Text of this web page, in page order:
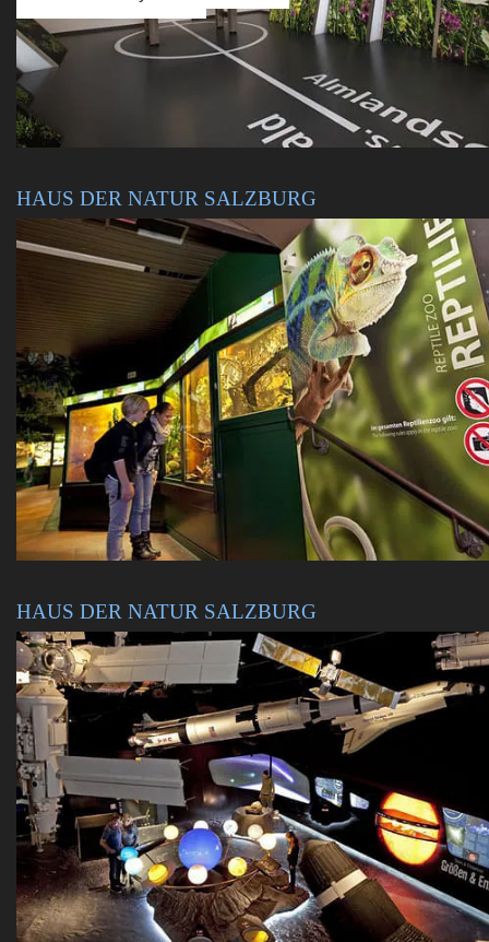
HAUS DER NATUR SALZBURG
HAUS DER NATUR SALZBURG